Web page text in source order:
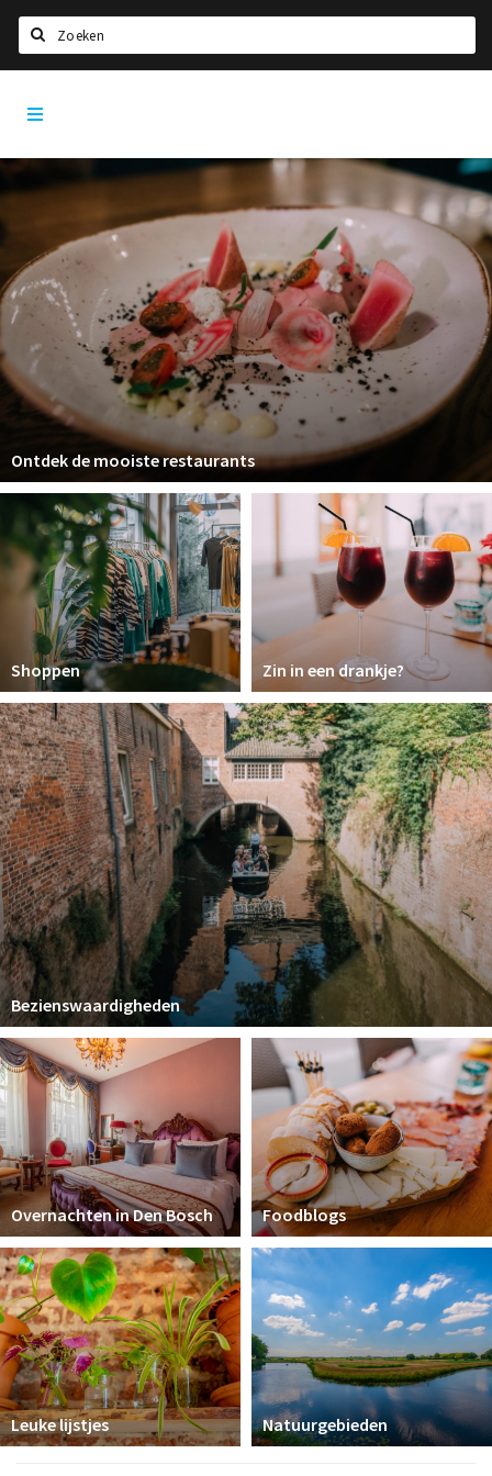
Home
Agenda
Deals
Party pics
Nieuws, interviews & blogs
Eten
Drinken
Slapen
Recreatief
Winkels
Winkelgebieden
Parkeren
Bezienswaardigheden
Musea, theaters & podia
Uitjes & activiteiten
Toeristische routes
Natuurgebieden
Baroniepoorten
Sport
Andere City Apps
Inloggen
App
Ontdek de mooiste restaurants
Shoppen Zin in een drankje?
Bezienswaardigheden
Overnachten in Den Bosch Foodblogs
Leuke lijstjes Natuurgebieden